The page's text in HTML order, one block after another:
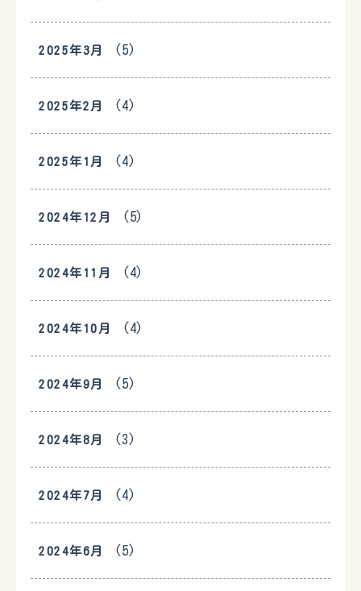
2025年3月 (5)
2025年2月 (4)
2025年1月 (4)
2024年12月 (5)
2024年11月 (4)
2024年10月 (4)
2024年9月 (5)
2024年8月 (3)
2024年7月 (4)
2024年6月 (5)